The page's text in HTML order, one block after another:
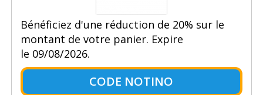
Bénéficiez d'une réduction de 20% sur le
montant de votre panier. Expire
le 09/08/2026.
CODE NOTINO